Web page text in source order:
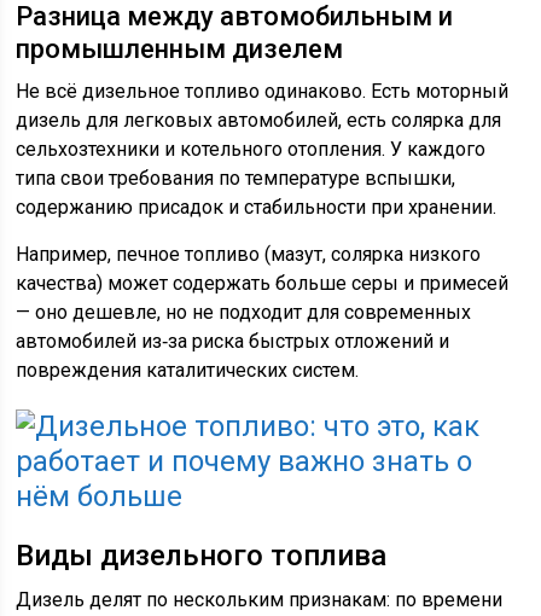
Разница между автомобильным и
промышленным дизелем
Не всё дизельное топливо одинаково. Есть моторный
дизель для легковых автомобилей, есть солярка для
сельхозтехники и котельного отопления. У каждого
типа свои требования по температуре вспышки,
содержанию присадок и стабильности при хранении.
Например, печное топливо (мазут, солярка низкого
качества) может содержать больше серы и примесей
— оно дешевле, но не подходит для современных
автомобилей из‑за риска быстрых отложений и
повреждения каталитических систем.
Виды дизельного топлива
Дизель делят по нескольким признакам: по времени